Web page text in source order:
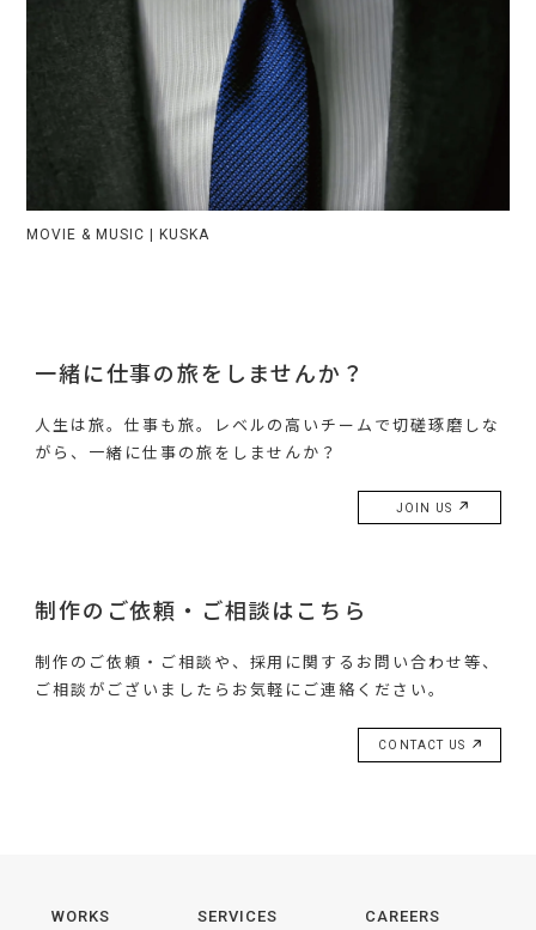
MOVIE & MUSIC | KUSKA
一緒に仕事の旅をしませんか？
人生は旅。仕事も旅。レベルの高いチームで切磋琢磨しな
がら、一緒に仕事の旅をしませんか？
JOIN US
制作のご依頼・ご相談はこちら
制作のご依頼・ご相談や、採用に関するお問い合わせ等、
ご相談がございましたらお気軽にご連絡ください。
CONTACT US
WORKS SERVICES CAREERS